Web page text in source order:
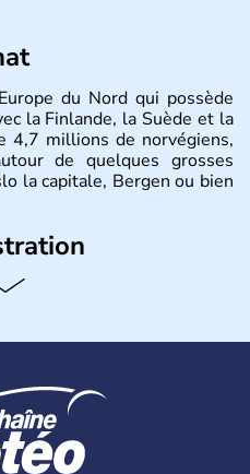
du Nord qui possède
la Finlande, la Suède et la
4,7 millions de norvégiens,
de quelques grosses
la capitale, Bergen ou bien
par une monarchie